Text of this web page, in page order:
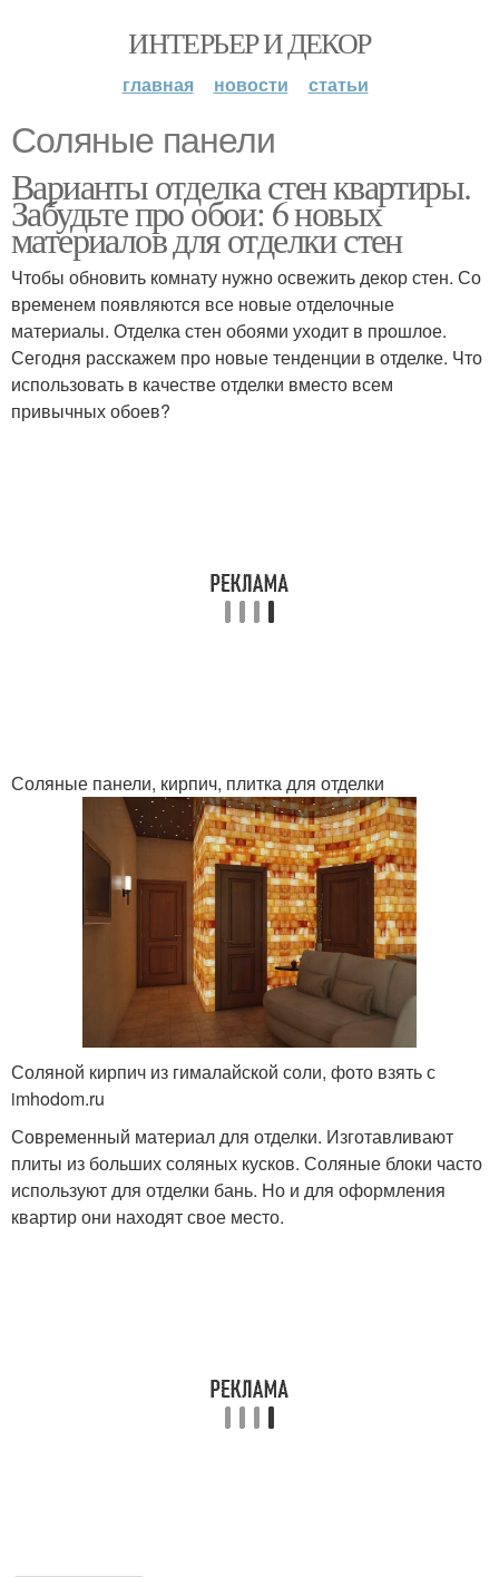
ИНТЕРЬЕР И ДЕКОР
главная новости статьи
Соляные панели
Варианты отделка стен квартиры.
Забудьте про обои: 6 новых
материалов для отделки стен
Чтобы обновить комнату нужно освежить декор стен. Со
временем появляются все новые отделочные
материалы. Отделка стен обоями уходит в прошлое.
Сегодня расскажем про новые тенденции в отделке. Что
использовать в качестве отделки вместо всем
привычных обоев?
Соляные панели, кирпич, плитка для отделки
Соляной кирпич из гималайской соли, фото взять с
imhodom.ru
Современный материал для отделки. Изготавливают
плиты из больших соляных кусков. Соляные блоки часто
используют для отделки бань. Но и для оформления
квартир они находят свое место.